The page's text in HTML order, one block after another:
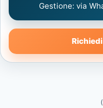
Gestione: via